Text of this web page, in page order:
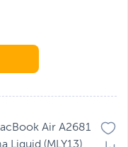
Air A2681
Liquid (MLY13)